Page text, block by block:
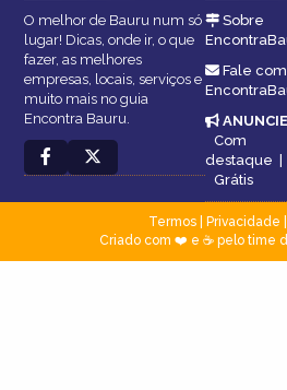
O melhor de Bauru num só
lugar! Dicas, onde ir, o que
fazer, as melhores
empresas, locais, serviços e
muito mais no guia
Encontra Bauru.
Sobre
Fale
ANUNCIE
Com
destaque
Grátis
Termos| Privacidade
Criado com ❤️ e ☕ pelo time